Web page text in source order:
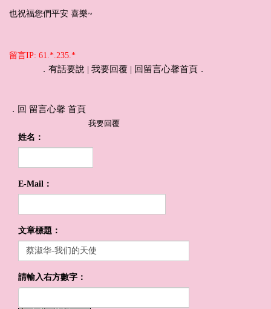
也祝福您們平安 喜樂~
留言IP: 61.*.235.*
． 有話要說 | 我要回覆 | 回留言心馨首頁 ．
． 回 留言心馨 首頁
我要回覆
姓名：
E-Mail：
文章標題：
請輸入右方數字：